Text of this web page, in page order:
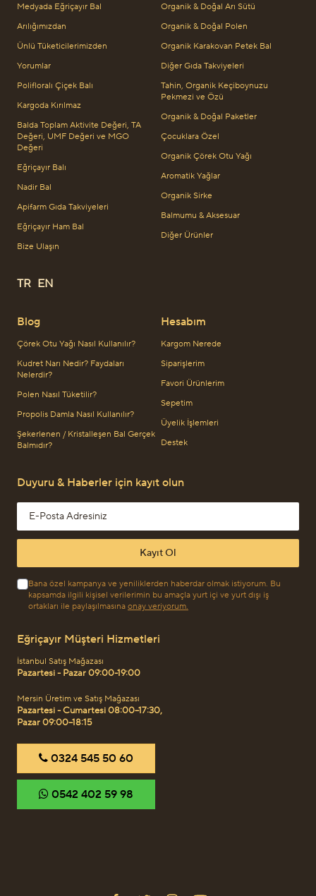
Medyada Eğriçayır Bal
Arılığımızdan
Ünlü Tüketicilerimizden
Yorumlar
Polifloralı Çiçek Balı
Kargoda Kırılmaz
Balda Toplam Aktivite Değeri, TA
Değeri, UMF Değeri ve MGO
Değeri
Eğriçayır Balı
Nadir Bal
Apifarm Gıda Takviyeleri
Eğriçayır Ham Bal
Bize Ulaşın
TR EN
Blog
Çörek Otu Yağı Nasıl Kullanılır?
Kudret Narı Nedir? Faydaları
Nelerdir?
Polen Nasıl Tüketilir?
Propolis Damla Nasıl Kullanılır?
Şekerlenen / Kristalleşen Bal Gerçek
Balmıdır?
Organik & Doğal Arı Sütü
Organik & Doğal Polen
Organik Karakovan Petek Bal
Diğer Gıda Takviyeleri
Tahin, Organik Keçiboynuzu
Pekmezi ve Özü
Organik & Doğal Paketler
Çocuklara Özel
Organik Çörek Otu Yağı
Aromatik Yağlar
Organik Sirke
Balmumu & Aksesuar
Diğer Ürünler
Hesabım
Kargom Nerede
Siparişlerim
Favori Ürünlerim
Sepetim
Üyelik İşlemleri
Destek
Duyuru & Haberler için kayıt olun
Email address
Kayıt Ol
Bana özel kampanya ve yeniliklerden haberdar olmak istiyorum. Bu
kapsamda ilgili kişisel verilerimin bu amaçla yurt içi ve yurt dışı iş
ortakları ile paylaşılmasına onay veriyorum.
Eğriçayır Müşteri Hizmetleri
İstanbul Satış Mağazası
Pazartesi - Pazar 09:00-19:00
Mersin Üretim ve Satış Mağazası
Pazartesi - Cumartesi 08:00–17:30,
Pazar 09:00–18:15
‎0324 545 50 60
‎0542 402 59 98